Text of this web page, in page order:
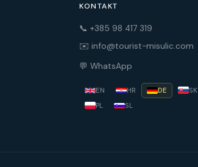
KONTAKT
📞 +385 98 417 319
✉️ info@tourist-misulic.com
💬 WhatsApp
EN HR DE SK
PL
SL